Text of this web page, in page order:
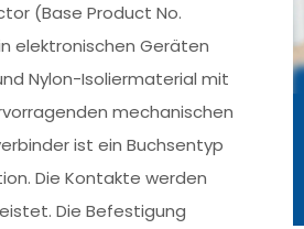
(Base Product No.
elektronischen Geräten
Nylon-Isoliermaterial mit
mechanischen
ist ein Buchsentyp
Die Kontakte werden
Die Befestigung